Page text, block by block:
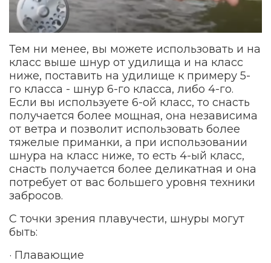
Тем ни менее, вы можете использовать и на
класс выше шнур от удилища и на класс
ниже, поставить на удилище к примеру 5-
го класса - шнур 6-го класса, либо 4-го.
Если вы используете 6-ой класс, то снасть
получается более мощная, она независима
от ветра и позволит использовать более
тяжелые приманки, а при использовании
шнура на класс ниже, то есть 4-ый класс,
снасть получается более деликатная и она
потребует от вас большего уровня техники
забросов.
С точки зрения плавучести, шнуры могут
быть:
· Плавающие